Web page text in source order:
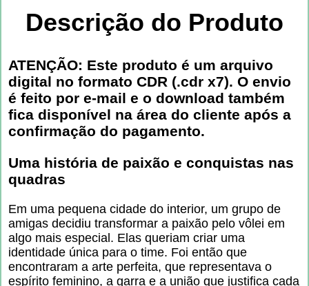
Descrição do Produto
ATENÇÃO: Este produto é um arquivo
digital no formato CDR (.cdr x7). O envio
é feito por e-mail e o download também
fica disponível na área do cliente após a
confirmação do pagamento.
Uma história de paixão e conquistas nas
quadras
Em uma pequena cidade do interior, um grupo de
amigas decidiu transformar a paixão pelo vôlei em
algo mais especial. Elas queriam criar uma
identidade única para o time. Foi então que
encontraram a arte perfeita, que representava o
espírito feminino, a garra e a união que justifica cada